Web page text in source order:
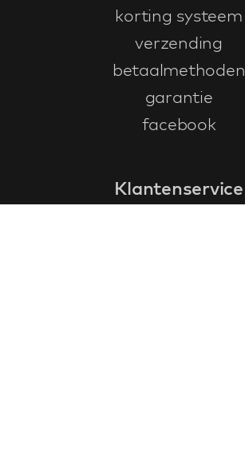
korting systeem
verzending
betaalmethoden
garantie
facebook
Klantenservice